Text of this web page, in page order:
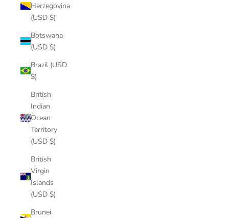
Herzegovina
(USD $)
Botswana
(USD $)
Brazil (USD
$)
British
Indian
Ocean
Territory
(USD $)
British
Virgin
Islands
(USD $)
Brunei